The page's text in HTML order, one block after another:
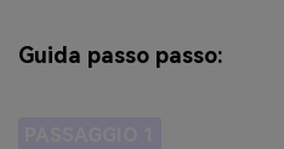
Guida passo passo: